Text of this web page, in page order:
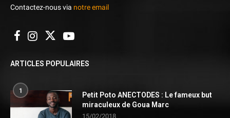
Contactez-nous via notre email
ARTICLES POPULAIRES
1
Petit Poto ANECTODES : Le fameux but
miraculeux de Goua Marc
15/02/2018